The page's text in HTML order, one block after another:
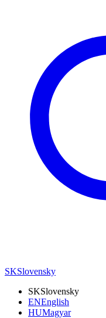
SKSlovensky
SKSlovensky
ENEnglish
HUMagyar